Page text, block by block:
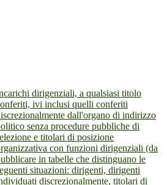
dirigenziali, a qualsiasi titolo
ivi inclusi quelli conferiti
dall'organo di indirizzo
senza procedure pubbliche di
e titolari di posizione
con funzioni dirigenziali (da
in tabelle che distinguano le
situazioni: dirigenti, dirigenti
discrezionalmente, titolari di